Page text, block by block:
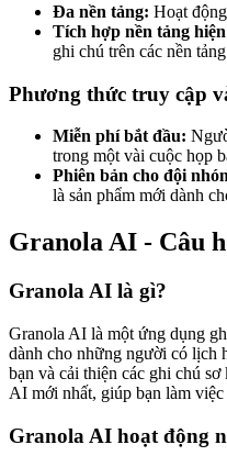
Đa nền tảng: Hoạt
Tích hợp nền tảng
ghi chú trên các nền
Phương thức truy cập
Miễn phí bắt đầu:
trong một vài cuộc họp
Phiên bản cho đội
là sản phẩm mới dành
Granola AI - Câu
Granola AI là gì?
Granola AI là một ứng dụng
dành cho những người có lịch
bạn và cải thiện các ghi chú
AI mới nhất, giúp bạn làm
Granola AI hoạt động